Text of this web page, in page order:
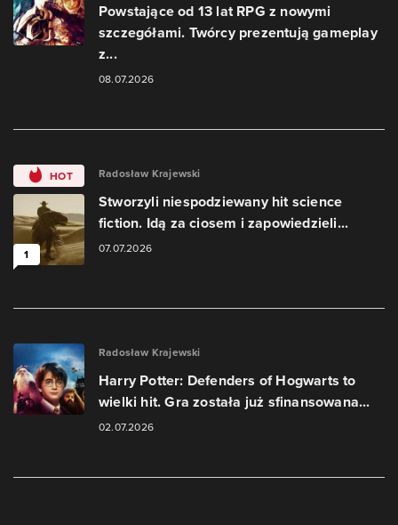
Powstające od 13 lat RPG z nowymi
szczegółami. Twórcy prezentują gameplay
z...
08.07.2026
HOT
1
Radosław Krajewski
Stworzyli niespodziewany hit science
fiction. Idą za ciosem i zapowiedzieli...
07.07.2026
Radosław Krajewski
Harry Potter: Defenders of Hogwarts to
wielki hit. Gra została już sfinansowana...
02.07.2026